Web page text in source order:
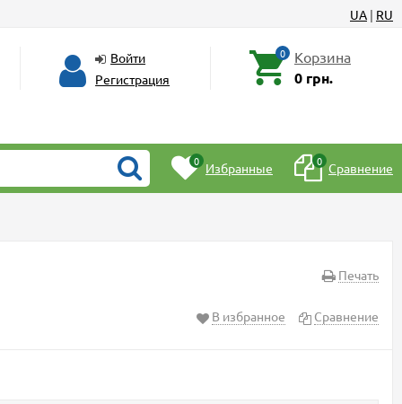
UA | RU
Войти
Регистрация
0 Корзина
0 грн.
0 Избранные 0 Сравнение
Печать
В избранное Сравнение